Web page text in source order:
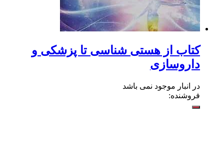
کتاب از هستی شناسی تا پزشکی و
داروسازی
در انبار موجود نمی باشد
فروشنده: